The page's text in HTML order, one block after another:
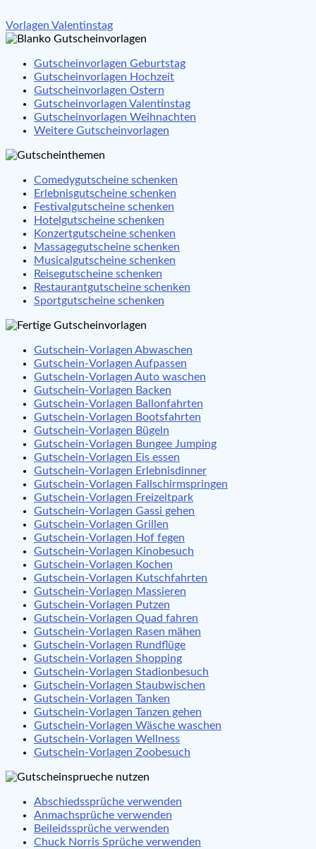
Beitragsnavigation
Vorlagen Valentinstag
Gutscheinvorlagen Geburtstag
Gutscheinvorlagen Hochzeit
Gutscheinvorlagen Ostern
Gutscheinvorlagen Valentinstag
Gutscheinvorlagen Weihnachten
Weitere Gutscheinvorlagen
Comedygutscheine schenken
Erlebnisgutscheine schenken
Festivalgutscheine schenken
Hotelgutscheine schenken
Konzertgutscheine schenken
Massagegutscheine schenken
Musicalgutscheine schenken
Reisegutscheine schenken
Restaurantgutscheine schenken
Sportgutscheine schenken
Gutschein-Vorlagen Abwaschen
Gutschein-Vorlagen Aufpassen
Gutschein-Vorlagen Auto waschen
Gutschein-Vorlagen Backen
Gutschein-Vorlagen Ballonfahrten
Gutschein-Vorlagen Bootsfahrten
Gutschein-Vorlagen Bügeln
Gutschein-Vorlagen Bungee Jumping
Gutschein-Vorlagen Eis essen
Gutschein-Vorlagen Erlebnisdinner
Gutschein-Vorlagen Fallschirmspringen
Gutschein-Vorlagen Freizeitpark
Gutschein-Vorlagen Gassi gehen
Gutschein-Vorlagen Grillen
Gutschein-Vorlagen Hof fegen
Gutschein-Vorlagen Kinobesuch
Gutschein-Vorlagen Kochen
Gutschein-Vorlagen Kutschfahrten
Gutschein-Vorlagen Massieren
Gutschein-Vorlagen Putzen
Gutschein-Vorlagen Quad fahren
Gutschein-Vorlagen Rasen mähen
Gutschein-Vorlagen Rundflüge
Gutschein-Vorlagen Shopping
Gutschein-Vorlagen Stadionbesuch
Gutschein-Vorlagen Staubwischen
Gutschein-Vorlagen Tanken
Gutschein-Vorlagen Tanzen gehen
Gutschein-Vorlagen Wäsche waschen
Gutschein-Vorlagen Wellness
Gutschein-Vorlagen Zoobesuch
Abschiedssprüche verwenden
Anmachsprüche verwenden
Beileidssprüche verwenden
Chuck Norris Sprüche verwenden